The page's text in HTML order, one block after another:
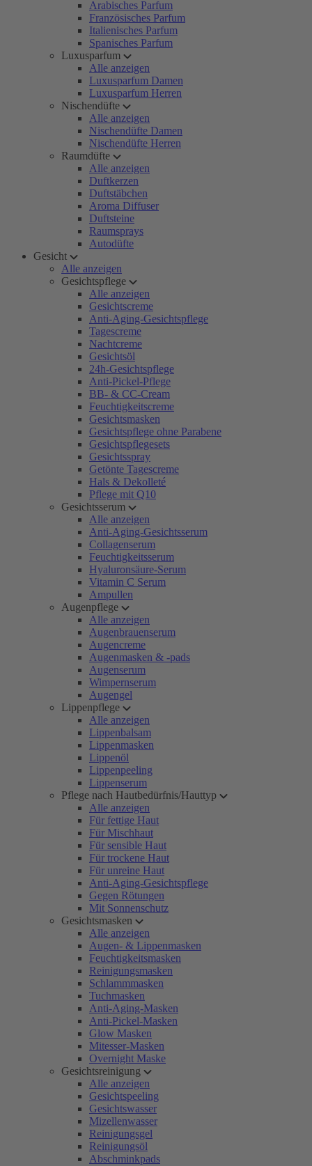
Arabisches Parfum
Französisches Parfum
Italienisches Parfum
Spanisches Parfum
Luxusparfum
Alle anzeigen
Luxusparfum Damen
Luxusparfum Herren
Nischendüfte
Alle anzeigen
Nischendüfte Damen
Nischendüfte Herren
Raumdüfte
Alle anzeigen
Duftkerzen
Duftstäbchen
Aroma Diffuser
Duftsteine
Raumsprays
Autodüfte
Gesicht
Alle anzeigen
Gesichtspflege
Alle anzeigen
Gesichtscreme
Anti-Aging-Gesichtspflege
Tagescreme
Nachtcreme
Gesichtsöl
24h-Gesichtspflege
Anti-Pickel-Pflege
BB- & CC-Cream
Feuchtigkeitscreme
Gesichtsmasken
Gesichtspflege ohne Parabene
Gesichtspflegesets
Gesichtsspray
Getönte Tagescreme
Hals & Dekolleté
Pflege mit Q10
Gesichtsserum
Alle anzeigen
Anti-Aging-Gesichtsserum
Collagenserum
Feuchtigkeitsserum
Hyaluronsäure-Serum
Vitamin C Serum
Ampullen
Augenpflege
Alle anzeigen
Augenbrauenserum
Augencreme
Augenmasken & -pads
Augenserum
Wimpernserum
Augengel
Lippenpflege
Alle anzeigen
Lippenbalsam
Lippenmasken
Lippenöl
Lippenpeeling
Lippenserum
Pflege nach Hautbedürfnis/Hauttyp
Alle anzeigen
Für fettige Haut
Für Mischhaut
Für sensible Haut
Für trockene Haut
Für unreine Haut
Anti-Aging-Gesichtspflege
Gegen Rötungen
Mit Sonnenschutz
Gesichtsmasken
Alle anzeigen
Augen- & Lippenmasken
Feuchtigkeitsmasken
Reinigungsmasken
Schlammmasken
Tuchmasken
Anti-Aging-Masken
Anti-Pickel-Masken
Glow Masken
Mitesser-Masken
Overnight Maske
Gesichtsreinigung
Alle anzeigen
Gesichtspeeling
Gesichtswasser
Mizellenwasser
Reinigungsgel
Reinigungsöl
Abschminkpads